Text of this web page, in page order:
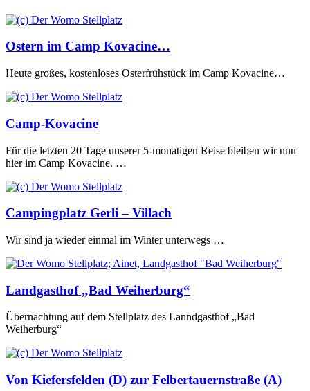
Ostern im Camp Kovacine…
Heute großes, kostenloses Osterfrühstück im Camp Kovacine…
Camp-Kovacine
Für die letzten 20 Tage unserer 5-monatigen Reise bleiben wir nun
hier im Camp Kovacine. …
Campingplatz Gerli – Villach
Wir sind ja wieder einmal im Winter unterwegs …
Landgasthof „Bad Weiherburg“
Übernachtung auf dem Stellplatz des Lanndgasthof „Bad
Weiherburg“
Von Kiefersfelden (D) zur Felbertauernstraße (A)